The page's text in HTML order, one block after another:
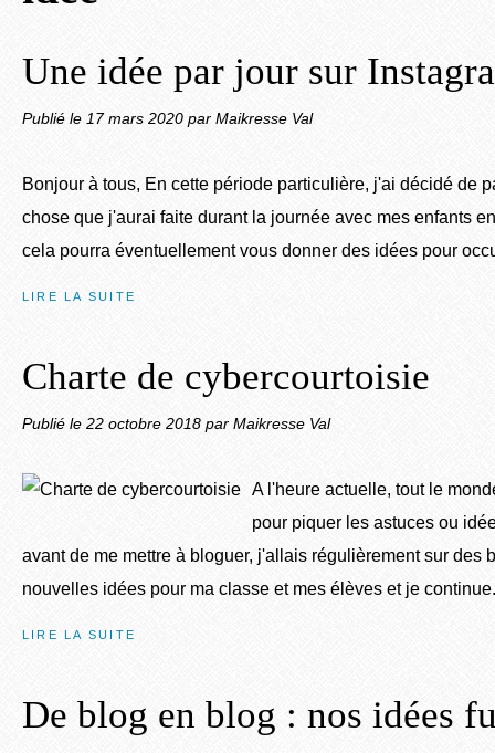
Une idée par jour sur
Publié le 17 mars 2020 par Maikresse Val
Bonjour à tous, En cette période particulière, j'ai décidé de
chose que j'aurai faite durant la journée avec mes enfants
cela pourra éventuellement vous donner des idées pour
LIRE LA SUITE
Charte de cybercourtoisie
Publié le 22 octobre 2018 par Maikresse Val
A l'heure actuelle, tout le
pour piquer les astuces ou
avant de me mettre à bloguer, j'allais régulièrement sur des
nouvelles idées pour ma classe et mes élèves et je
LIRE LA SUITE
De blog en blog : nos idées